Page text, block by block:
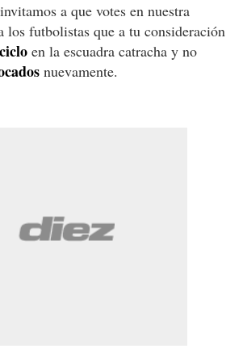
a que votes en nuestra
los futbolistas que a tu consideración
ciclo en la escuadra catracha y no
nuevamente.